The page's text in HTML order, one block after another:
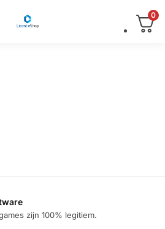
0
zijn 100% legitiem.